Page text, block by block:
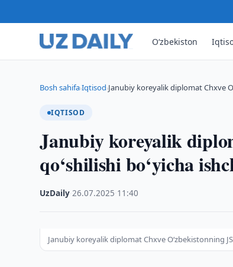
O‘zbekiston
Bosh sahifa›Iqtisod›Janubiy koreyalik diplomat Chxve
IQTISOD
Janubiy koreyalik
qo‘shilishi bo‘yicha
UzDaily ·26.07.2025 11:40
Janubiy koreyalik diplomat Chxve O‘zbekistonning